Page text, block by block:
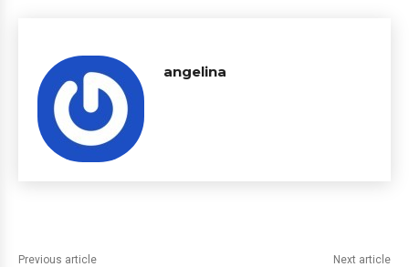
angelina
Previous article Next article